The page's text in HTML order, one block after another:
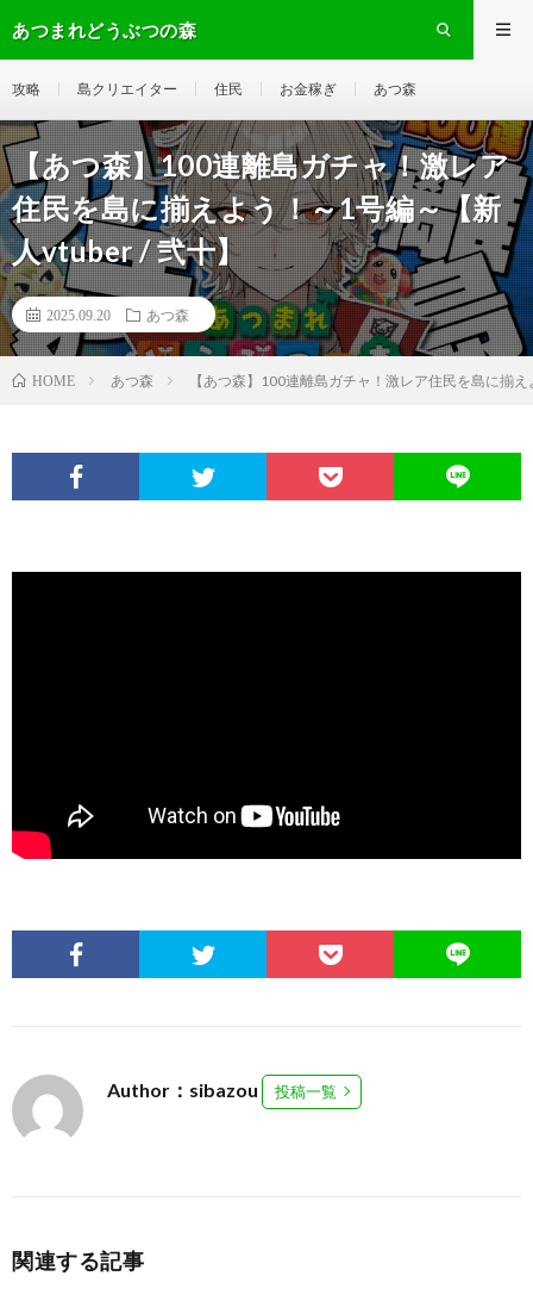
あつまれどうぶつの森
攻略 島クリエイター 住民 お金稼ぎ あつ森
【あつ森】100連離島ガチャ！激レア
住民を島に揃えよう！～1号編～【新
人vtuber / 弐十】
2025.09.20 あつ森
HOME あつ森 【あつ森】100連離島ガチャ！激レア住民を島に揃
Author：sibazou 投稿一覧
関連する記事